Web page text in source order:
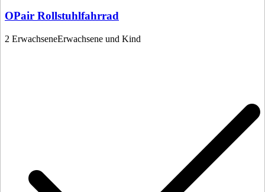
OPair Rollstuhlfahrrad
2 ErwachseneErwachsene und Kind